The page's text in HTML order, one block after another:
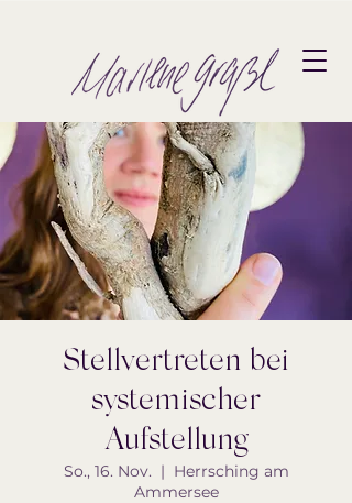
Stellvertreten bei
systemischer
Aufstellung
So., 16. Nov.
  |
Herrsching am
Ammersee